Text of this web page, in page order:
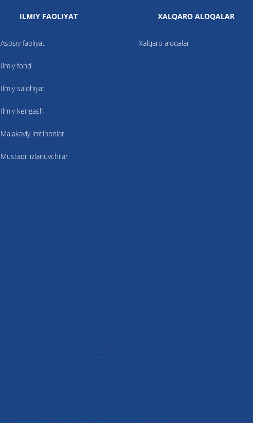
ILMIY FAOLIYAT
Asosiy faoliyat
Ilmiy fond
Ilmiy salohiyat
Ilmiy kengash
Malakaviy imtihonlar
Mustaqil izlanuvchilar
XALQARO ALOQALAR
Xalqaro aloqalar